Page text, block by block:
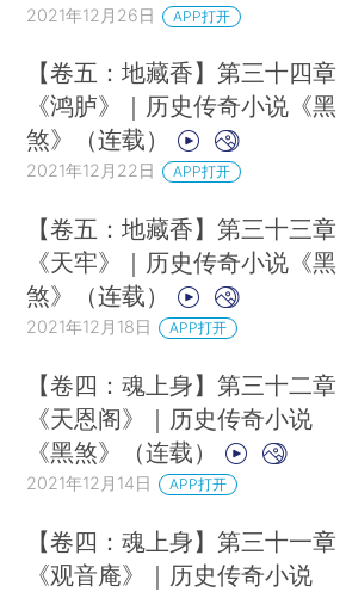
2021年12月26日 APP打开
【卷五：地藏香】第三十四章
《鸿胪》｜历史传奇小说《黑
煞》（连载）
2021年12月22日 APP打开
【卷五：地藏香】第三十三章
《天牢》｜历史传奇小说《黑
煞》（连载）
2021年12月18日 APP打开
【卷四：魂上身】第三十二章
《天恩阁》｜历史传奇小说
《黑煞》（连载）
2021年12月14日 APP打开
【卷四：魂上身】第三十一章
《观音庵》｜历史传奇小说